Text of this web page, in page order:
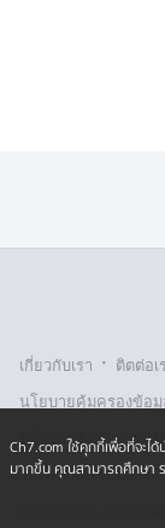
เกี่ยวกับเรา · ติตต่อเ
นโยบายคุ้มครองข้อ
นโยบายคุ้มครองข้อ
รับเรื่องร้องเรียน
Copyright © 2026
Ch7.com ใช้คุกกี้เพื่อที่จะไ
มากขึ้น คุณสามารถศึกษา ร